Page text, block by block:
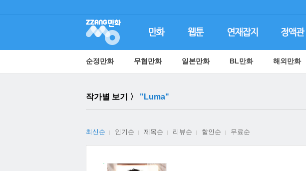
순정만화 무협만화 일본만화 BL만화 해외만화
작가별 보기 〉 "Luma"
최신순 인기순 제목순 리뷰순 할인순 무료순